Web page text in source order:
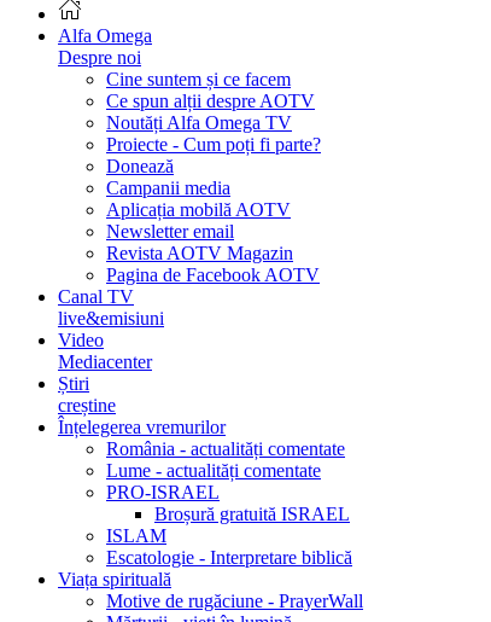
Alfa Omega
Despre noi
Cine suntem și ce facem
Ce spun alții despre AOTV
Noutăți Alfa Omega TV
Proiecte - Cum poți fi parte?
Donează
Campanii media
Aplicația mobilă AOTV
Newsletter email
Revista AOTV Magazin
Pagina de Facebook AOTV
Canal TV
live&emisiuni
Video
Mediacenter
Știri
creștine
Înțelegerea vremurilor
România - actualități comentate
Lume - actualități comentate
PRO-ISRAEL
Broșură gratuită ISRAEL
ISLAM
Escatologie - Interpretare biblică
Viața spirituală
Motive de rugăciune - PrayerWall